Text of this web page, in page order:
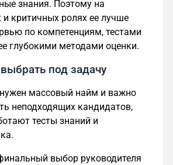
знания. Поэтому на
и критичных ролях ее лучше
по компетенциям, тестами
глубокими методами оценки.
под задачу
массовый найм и важно
неподходящих кандидатов,
тесты знаний и
выбор руководителя